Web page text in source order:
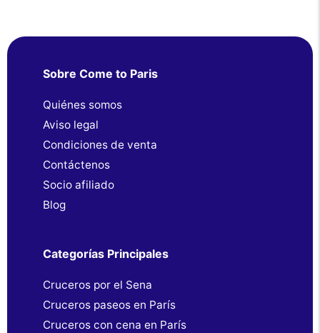
Sobre Come to Paris
Quiénes somos
Aviso legal
Condiciones de venta
Contáctenos
Socio afiliado
Blog
Categorías Principales
Cruceros por el Sena
Cruceros paseos en París
Cruceros con cena en París